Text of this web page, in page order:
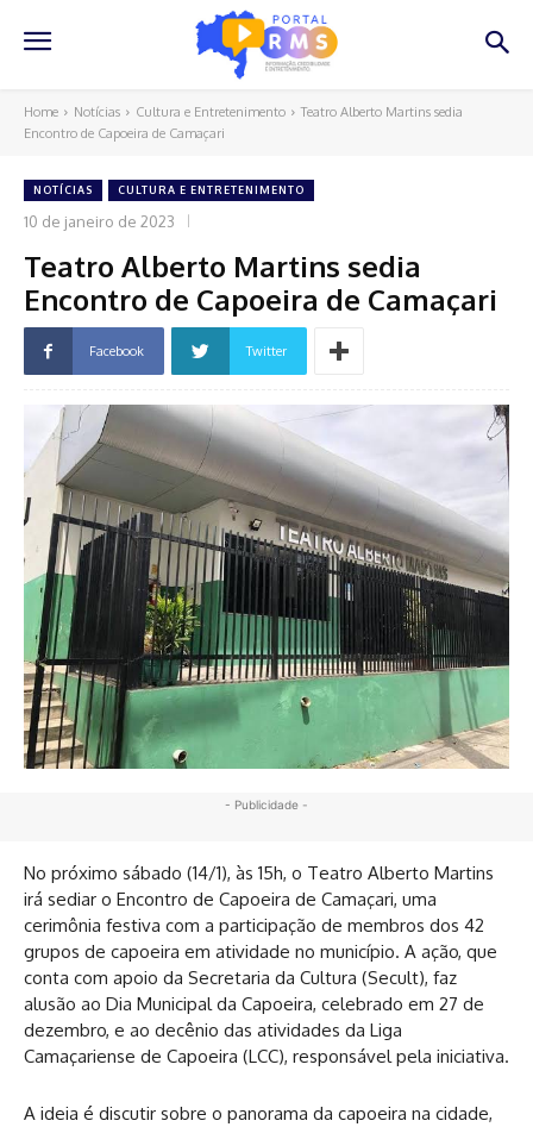
Home Notícias Cultura e Entretenimento
Teatro Alberto Martins sedia
Encontro de Capoeira de Camaçari
NOTÍCIAS CULTURA E ENTRETENIMENTO
10 de janeiro de 2023
Teatro Alberto Martins sedia
Encontro de Capoeira de Camaçari
Facebook Twitter
- Publicidade -
No próximo sábado (14/1), às 15h, o Teatro Alberto Martins
irá sediar o Encontro de Capoeira de Camaçari, uma
cerimônia festiva com a participação de membros dos 42
grupos de capoeira em atividade no município. A ação, que
conta com apoio da Secretaria da Cultura (Secult), faz
alusão ao Dia Municipal da Capoeira, celebrado em 27 de
dezembro, e ao decênio das atividades da Liga
Camaçariense de Capoeira (LCC), responsável pela iniciativa.
A ideia é discutir sobre o panorama da capoeira na cidade,